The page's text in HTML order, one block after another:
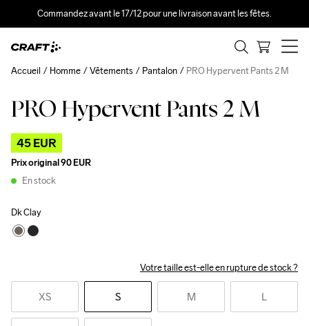
Commandez avant le 17/12 pour une livraison avant les fêtes.
PRO Hypervent Pants 2 M
45 EUR
Prix original90 EUR
En stock
Dk Clay
Votre taille est-elle en rupture de stock ?
XS S M L
Accueil Homme Vêtements Pantalon PRO Hypervent Pants 2 M
Outlet